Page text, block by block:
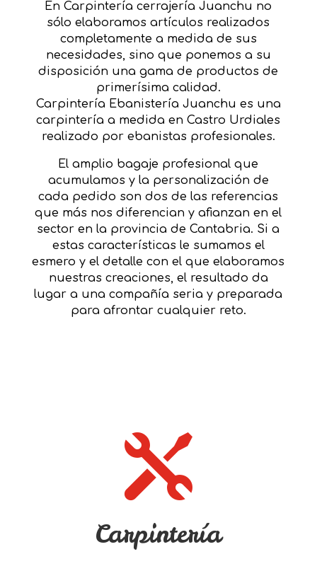
En Carpintería cerrajería Juanchu no
sólo elaboramos artículos realizados
completamente a medida de sus
necesidades, sino que ponemos a su
disposición una gama de productos de
primerísima calidad.
Carpintería Ebanistería Juanchu es una
carpintería a medida en Castro Urdiales
realizado por ebanistas profesionales.
El amplio bagaje profesional que
acumulamos y la personalización de
cada pedido son dos de las referencias
que más nos diferencian y afianzan en el
sector en la provincia de Cantabria. Si a
estas características le sumamos el
esmero y el detalle con el que elaboramos
nuestras creaciones, el resultado da
lugar a una compañía seria y preparada
para afrontar cualquier reto.

Carpintería